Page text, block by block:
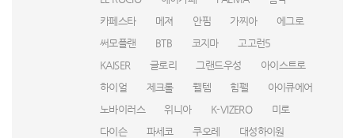
카페스타
메져 안핌 가찌아
에그로
써모플랜
BTB 코지마
고고런5
KAISER
글로리 그랜드우성
아이스트로
하이얼
제크롤 웰템 힘펠
아이큐에어
노바이러스
위니아 K-VIZERO
미로
다이슨
파세코 쿠오레
대성하이원